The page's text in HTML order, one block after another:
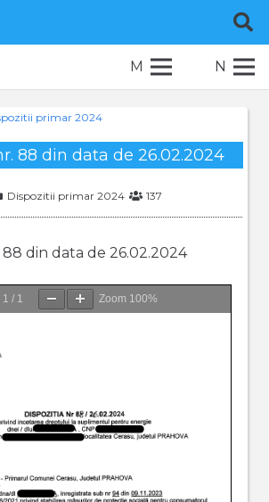
M N
primar 2024
88 din data de 26.02.2024
Dispozitii primar 2024 137
88 din data de 26.02.2024
1 / 1 Zoom 100%